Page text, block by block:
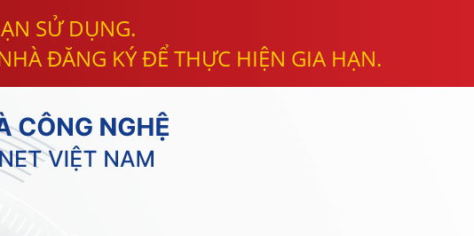
SỬ DỤNG.
ĐĂNG KÝ ĐỂ THỰC HIỆN GIA HẠN.